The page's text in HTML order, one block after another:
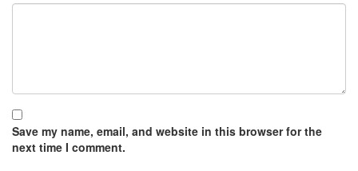
Save my name, email, and website in this browser for the
next time I comment.